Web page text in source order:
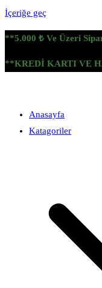
İçeriğe geç
**5.000 ₺ Ve Üzeri
**KREDİ KARTI VE
Anasayfa
Katagoriler